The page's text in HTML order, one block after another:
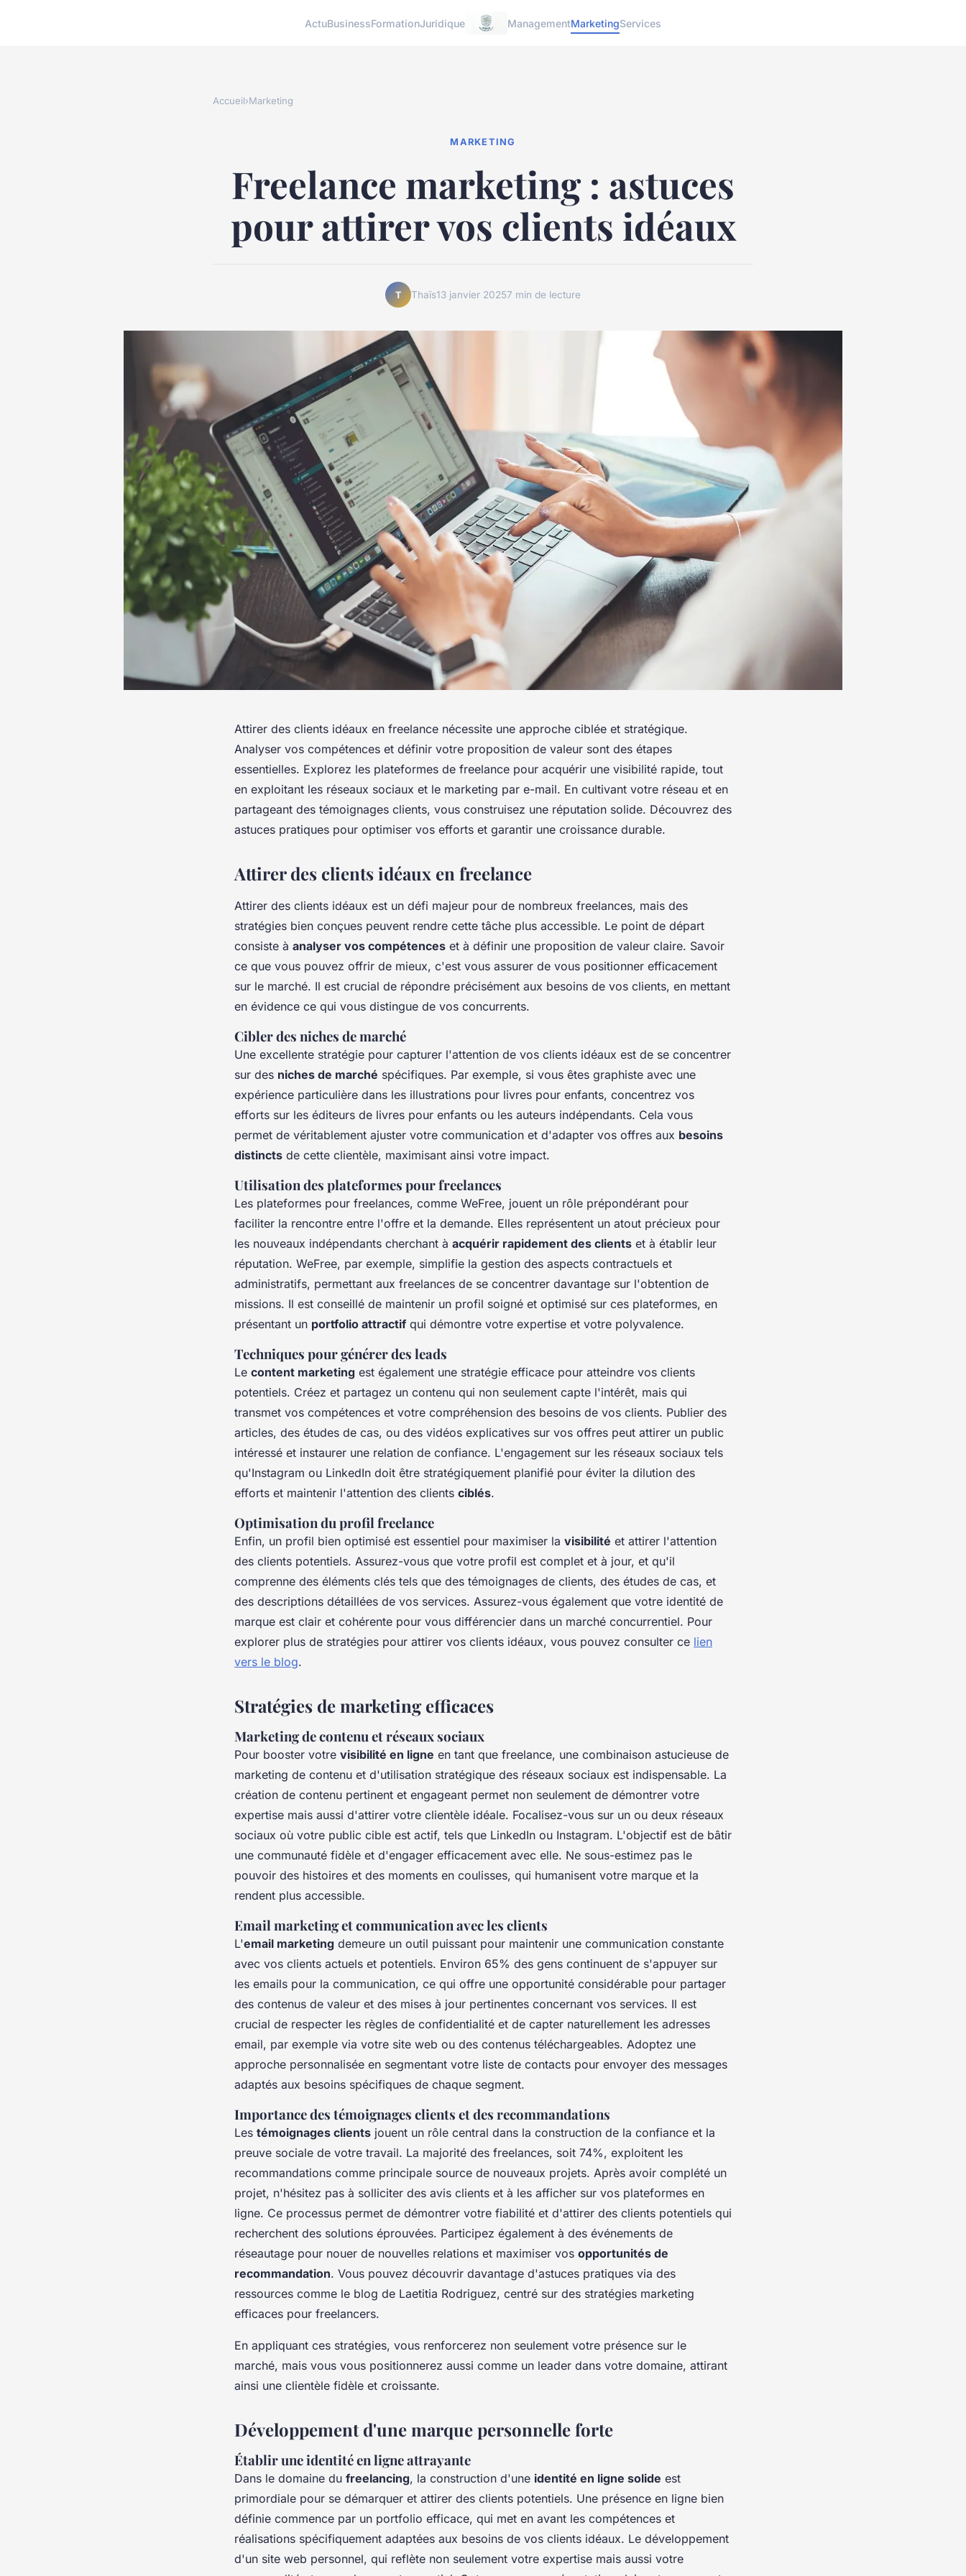
ActuBusinessFormationJuridique ManagementMarketingServices
Accueil›Marketing
MARKETING
Freelance marketing : astuces
pour attirer vos clients idéaux
T Thaïs13 janvier 20257 min de lecture
Attirer des clients idéaux en freelance nécessite une approche ciblée et stratégique.
Analyser vos compétences et définir votre proposition de valeur sont des étapes
essentielles. Explorez les plateformes de freelance pour acquérir une visibilité rapide, tout
en exploitant les réseaux sociaux et le marketing par e-mail. En cultivant votre réseau et en
partageant des témoignages clients, vous construisez une réputation solide. Découvrez des
astuces pratiques pour optimiser vos efforts et garantir une croissance durable.
Attirer des clients idéaux en freelance
Attirer des clients idéaux est un défi majeur pour de nombreux freelances, mais des
stratégies bien conçues peuvent rendre cette tâche plus accessible. Le point de départ
consiste à analyser vos compétences et à définir une proposition de valeur claire. Savoir
ce que vous pouvez offrir de mieux, c'est vous assurer de vous positionner efficacement
sur le marché. Il est crucial de répondre précisément aux besoins de vos clients, en mettant
en évidence ce qui vous distingue de vos concurrents.
Cibler des niches de marché
Une excellente stratégie pour capturer l'attention de vos clients idéaux est de se concentrer
sur des niches de marché spécifiques. Par exemple, si vous êtes graphiste avec une
expérience particulière dans les illustrations pour livres pour enfants, concentrez vos
efforts sur les éditeurs de livres pour enfants ou les auteurs indépendants. Cela vous
permet de véritablement ajuster votre communication et d'adapter vos offres aux besoins
distincts de cette clientèle, maximisant ainsi votre impact.
Utilisation des plateformes pour freelances
Les plateformes pour freelances, comme WeFree, jouent un rôle prépondérant pour
faciliter la rencontre entre l'offre et la demande. Elles représentent un atout précieux pour
les nouveaux indépendants cherchant à acquérir rapidement des clients et à établir leur
réputation. WeFree, par exemple, simplifie la gestion des aspects contractuels et
administratifs, permettant aux freelances de se concentrer davantage sur l'obtention de
missions. Il est conseillé de maintenir un profil soigné et optimisé sur ces plateformes, en
présentant un portfolio attractif qui démontre votre expertise et votre polyvalence.
Techniques pour générer des leads
Le content marketing est également une stratégie efficace pour atteindre vos clients
potentiels. Créez et partagez un contenu qui non seulement capte l'intérêt, mais qui
transmet vos compétences et votre compréhension des besoins de vos clients. Publier des
articles, des études de cas, ou des vidéos explicatives sur vos offres peut attirer un public
intéressé et instaurer une relation de confiance. L'engagement sur les réseaux sociaux tels
qu'Instagram ou LinkedIn doit être stratégiquement planifié pour éviter la dilution des
efforts et maintenir l'attention des clients ciblés.
Optimisation du profil freelance
Enfin, un profil bien optimisé est essentiel pour maximiser la visibilité et attirer l'attention
des clients potentiels. Assurez-vous que votre profil est complet et à jour, et qu'il
comprenne des éléments clés tels que des témoignages de clients, des études de cas, et
des descriptions détaillées de vos services. Assurez-vous également que votre identité de
marque est clair et cohérente pour vous différencier dans un marché concurrentiel. Pour
explorer plus de stratégies pour attirer vos clients idéaux, vous pouvez consulter ce lien
vers le blog.
Stratégies de marketing efficaces
Marketing de contenu et réseaux sociaux
Pour booster votre visibilité en ligne en tant que freelance, une combinaison astucieuse de
marketing de contenu et d'utilisation stratégique des réseaux sociaux est indispensable. La
création de contenu pertinent et engageant permet non seulement de démontrer votre
expertise mais aussi d'attirer votre clientèle idéale. Focalisez-vous sur un ou deux réseaux
sociaux où votre public cible est actif, tels que LinkedIn ou Instagram. L'objectif est de bâtir
une communauté fidèle et d'engager efficacement avec elle. Ne sous-estimez pas le
pouvoir des histoires et des moments en coulisses, qui humanisent votre marque et la
rendent plus accessible.
Email marketing et communication avec les clients
L'email marketing demeure un outil puissant pour maintenir une communication constante
avec vos clients actuels et potentiels. Environ 65% des gens continuent de s'appuyer sur
les emails pour la communication, ce qui offre une opportunité considérable pour partager
des contenus de valeur et des mises à jour pertinentes concernant vos services. Il est
crucial de respecter les règles de confidentialité et de capter naturellement les adresses
email, par exemple via votre site web ou des contenus téléchargeables. Adoptez une
approche personnalisée en segmentant votre liste de contacts pour envoyer des messages
adaptés aux besoins spécifiques de chaque segment.
Importance des témoignages clients et des recommandations
Les témoignages clients jouent un rôle central dans la construction de la confiance et la
preuve sociale de votre travail. La majorité des freelances, soit 74%, exploitent les
recommandations comme principale source de nouveaux projets. Après avoir complété un
projet, n'hésitez pas à solliciter des avis clients et à les afficher sur vos plateformes en
ligne. Ce processus permet de démontrer votre fiabilité et d'attirer des clients potentiels qui
recherchent des solutions éprouvées. Participez également à des événements de
réseautage pour nouer de nouvelles relations et maximiser vos opportunités de
recommandation. Vous pouvez découvrir davantage d'astuces pratiques via des
ressources comme le blog de Laetitia Rodriguez, centré sur des stratégies marketing
efficaces pour freelancers.
En appliquant ces stratégies, vous renforcerez non seulement votre présence sur le
marché, mais vous vous positionnerez aussi comme un leader dans votre domaine, attirant
ainsi une clientèle fidèle et croissante.
Développement d'une marque personnelle forte
Établir une identité en ligne attrayante
Dans le domaine du freelancing, la construction d'une identité en ligne solide est
primordiale pour se démarquer et attirer des clients potentiels. Une présence en ligne bien
définie commence par un portfolio efficace, qui met en avant les compétences et
réalisations spécifiquement adaptées aux besoins de vos clients idéaux. Le développement
d'un site web personnel, qui reflète non seulement votre expertise mais aussi votre